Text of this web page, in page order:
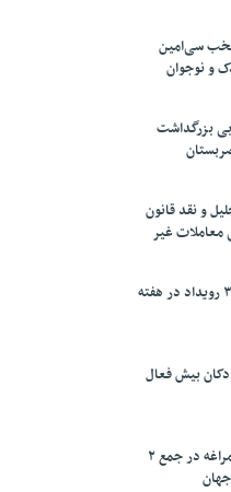
سی‌امین
و نوجوان
بزرگداشت
و نقد قانون
معاملات غیر
برگزاری بیش از ۳۰۰ رویداد در هفته
بیش فعال
۱۰ محقق دانشگاه مراغه در جمع ۲